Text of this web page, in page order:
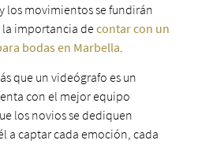
los movimientos se fundirán
la importancia decontar con un
bodas en Marbella
que un videógrafo es un
con el mejor equipo
los novios se dediquen
a captar cada emoción, cada